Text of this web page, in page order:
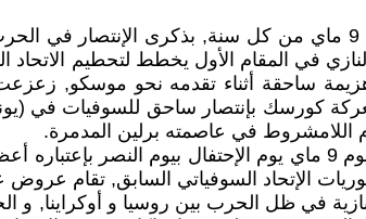
تحتفل شعوب الاتحاد السوفياتي السابق, في يوم 9 ماي من
في المقام الأول يخطط لتحطيم
النازي في ( 5.12.1941) بأول هزيمة ساحقة أثناء
أعلنت رئاسة المجلس الأعلى للإتحاد السوفياتي يوم 9
الإتحاد السوفياتي السابق, تقام
في ظل الحرب بين روسيا و أوكراينا, و